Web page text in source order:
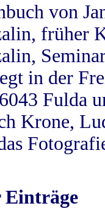
von
früher
in der
Fulda
Krone,
Einträge